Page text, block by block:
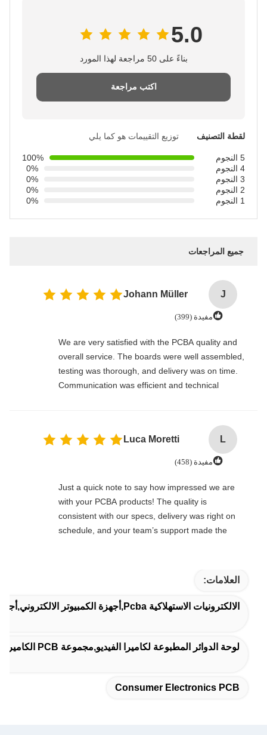
5.0
بناءً على 50 مراجعة لهذا المورد
اكتب مراجعة
لقطة التصنيف توزيع التقييمات هو كما يلي
5 النجوم
100%
4 النجوم
0%
0%
0%
0%
جميع المراجعات
J
Johann Müller
مفيدة (399)
We are very satisfied with the PCBA quality and
overall service. The boards were well assembled,
testing was thorough, and delivery was on time.
Communication was efficient and technical
L
Luca Moretti
مفيدة (458)
Just a quick note to say how impressed we are
with your PCBA products! The quality is
consistent with our specs, delivery was right on
schedule, and your team’s support made the
العلامات:
الالكترونيات الاستهلاكية Pcba,أجهزة الكمبيوتر الالكتروني,أجهزة الكمبيوتر الاستهلاكية
لوحة الدوائر المطبوعة لكاميرا الفيديو,مجموعة PCB الكاميرا الفيديو الإلكترونية,تجميع PCB الإلكتروني المخصص
Consumer Electronics PCB